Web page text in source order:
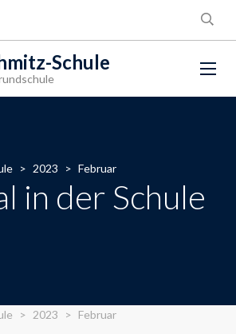
Schule
> 2023 > Februar
in der Schule
> 2023 > Februar